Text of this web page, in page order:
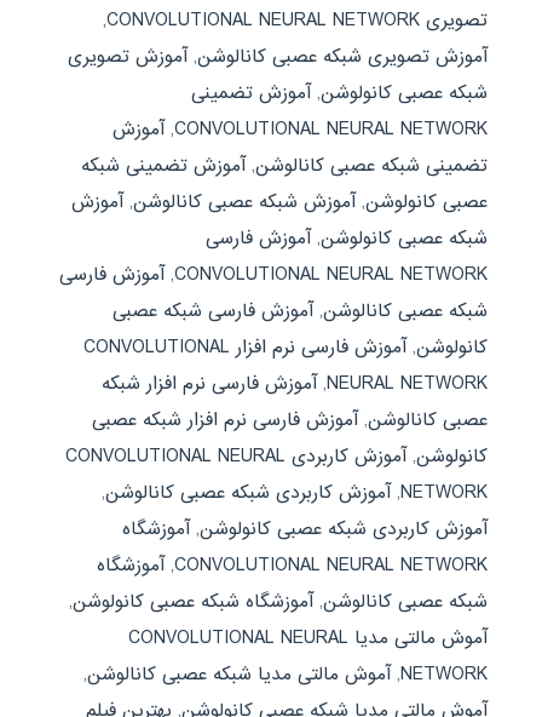
تصویری CONVOLUTIONAL NEURAL NETWORK
,
آموزش تصویری شبکه عصبی کانالوشن,آموزش تصویری
شبکه عصبی کانولوشن,آموزش تضمینی
CONVOLUTIONAL NEURAL NETWORK
,آموزش
تضمینی شبکه عصبی کانالوشن,آموزش تضمینی شبکه
عصبی کانولوشن,آموزش شبکه عصبی کانالوشن,آموزش
شبکه عصبی کانولوشن,آموزش فارسی
CONVOLUTIONAL NEURAL NETWORK
,آموزش فارسی
شبکه عصبی کانالوشن,آموزش فارسی شبکه عصبی
کانولوشن,
آموزش فارسی نرم افزار CONVOLUTIONAL
NEURAL NETWORK
,آموزش فارسی نرم افزار شبکه
عصبی کانالوشن,آموزش فارسی نرم افزار شبکه عصبی
کانولوشن,
آموزش کاربردی CONVOLUTIONAL NEURAL
NETWORK
,آموزش کاربردی شبکه عصبی کانالوشن,
آموزش کاربردی شبکه عصبی کانولوشن,آموزشگاه
CONVOLUTIONAL NEURAL NETWORK
,آموزشگاه
شبکه عصبی کانالوشن,آموزشگاه شبکه عصبی کانولوشن,
آموش مالتی مدیا CONVOLUTIONAL NEURAL
NETWORK
,آموش مالتی مدیا شبکه عصبی کانالوشن,
آموش مالتی مدیا شبکه عصبی کانولوشن, بهترین فیلم